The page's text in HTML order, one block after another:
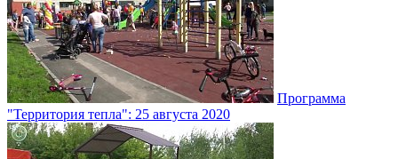
Программа
"Территория тепла": 25 августа 2020